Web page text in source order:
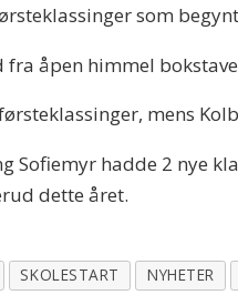
som
fra åpen himmel
mens
Sofiemyr hadde 2 nye
dette året.
SKOLESTART NYHETER